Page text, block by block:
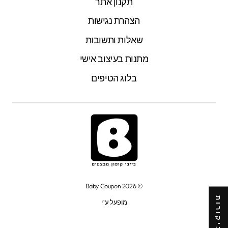
הצהרת נגישות
שאלות ותשובות
מתנות בעיצוב אישי
בלוג הטיפים
© 2026 Baby Coupon
מופעל ע"י